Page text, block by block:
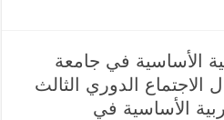
الأساسية في جامعة
الدوري الثالث
الأساسية في